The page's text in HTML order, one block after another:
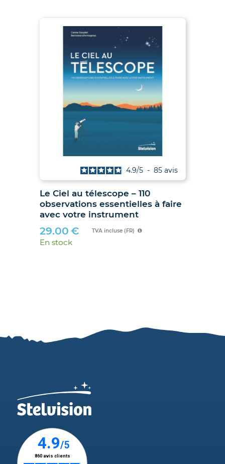
Le Ciel au télescope – 110
observations essentielles à faire
avec votre instrument
4.9/5 - 85 avis
29.00 € TVA incluse (FR)
En stock